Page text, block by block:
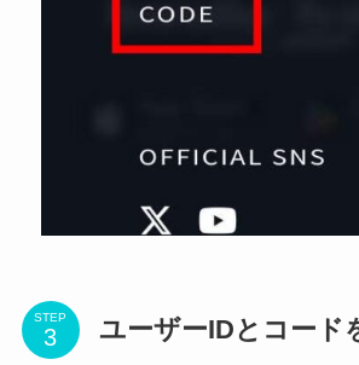
STEP ユーザーIDとコード